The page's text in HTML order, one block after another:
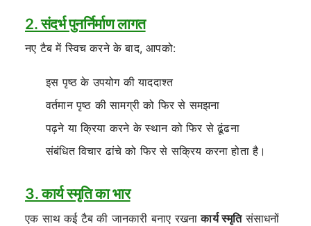
2. संदर्भ पुनर्निर्माण लागत
नए टैब में स्विच करने के बाद, आपको:
इस पृष्ठ के उपयोग की याददाश्त
वर्तमान पृष्ठ की सामग्री को फिर से समझना
पढ़ने या क्रिया करने के स्थान को फिर से ढूंढना
संबंधित विचार ढांचे को फिर से सक्रिय करना होता है।
3. कार्य स्मृति का भार
एक साथ कई टैब की जानकारी बनाए रखनाकार्य स्मृतिसंसाधनों